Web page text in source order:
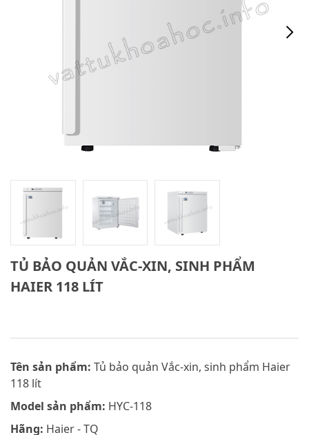
TỦ BẢO QUẢN VẮC-XIN, SINH PHẨM
HAIER 118 LÍT
Tên sản phẩm: Tủ bảo quản Vắc-xin, sinh phẩm Haier
118 lít
Model sản phẩm: HYC-118
Hãng: Haier - TQ